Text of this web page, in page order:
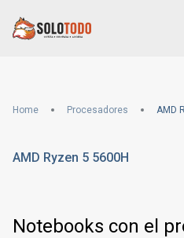
Home Procesadores AMD
AMD Ryzen 5 5600H
Notebooks con el